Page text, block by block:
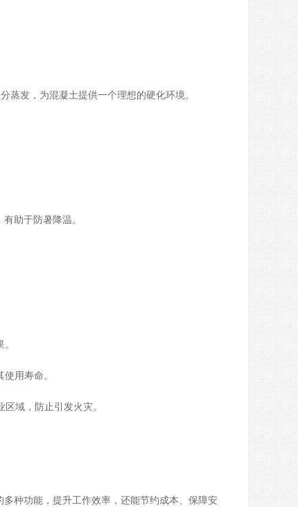
蒸发，为混凝土提供一个理想的硬化环境。
助于防暑降温。
用寿命。
域，防止引发火灾。
种功能，提升工作效率，还能节约成本、保障安